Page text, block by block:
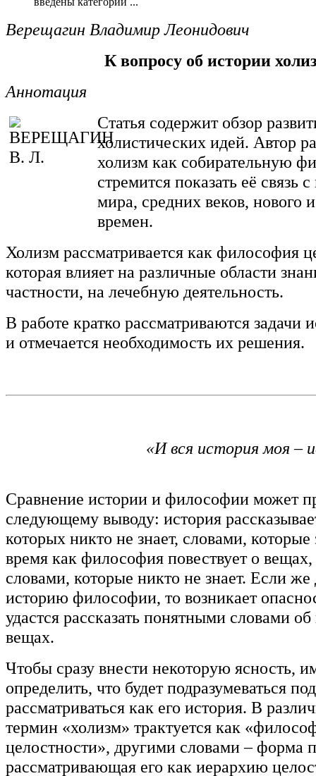
Верещагин Владимир Леонидович
К вопросу об истории
Аннотация
Статья содержит обзор
холистических идей. Автор
холизм как собирательную
стремится показать её связь
мира, средних веков, нового
времен.
Холизм рассматривается как философия
которая влияет на различные области
частности, на лечебную деятельность.
В работе кратко рассматриваются задачи
и отмечается необходимость их решения.
«И вся история моя –
Сравнение истории и философии может
следующему выводу: история
которых никто не знает, словами, которые
время как философия повествует о
словами, которые никто не знает. Если же
историю философии, то возникает
удастся рассказать понятными словами
вещах.
Чтобы сразу внести некоторую ясность,
определить, что будет подразумеваться
рассматриваться как его история. В
термин «холизм» трактуется как
целостности», другими словами – форма
рассматривающая его как иерархию